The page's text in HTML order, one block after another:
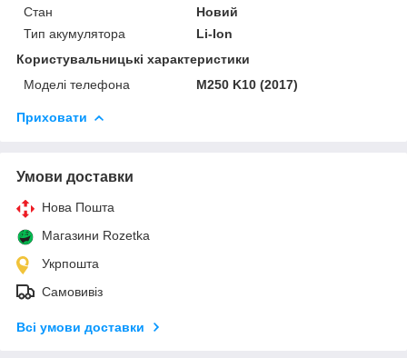
Стан
Новий
Тип акумулятора
Li-Ion
Користувальницькі характеристики
Моделі телефона
M250 K10 (2017)
Приховати
Умови доставки
Нова Пошта
Магазини Rozetka
Укрпошта
Самовивіз
Всі умови доставки